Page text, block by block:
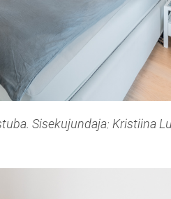
Sisekujundaja: Kristiina